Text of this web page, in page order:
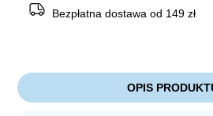
Bezpłatna dostawa od 149 zł
OPIS